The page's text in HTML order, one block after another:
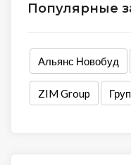
Популярные
Альянс Новобуд
ZIM Group